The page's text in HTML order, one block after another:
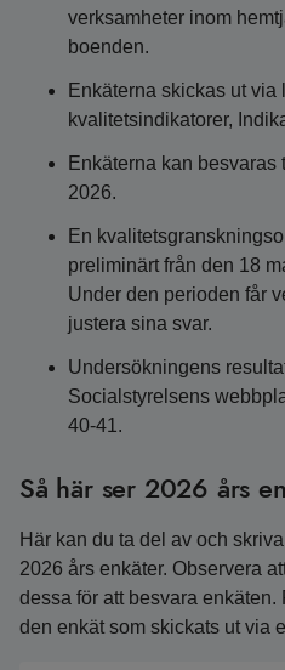
verksamheter inom
boenden.
Enkäterna skickas ut via
kvalitetsindikatorer,
Enkäterna kan besvaras
2026.
En
preliminärt från den 18
Under den perioden får
justera sina svar.
Undersökningens
Socialstyrelsens
40-41.
Så här ser 2026 års
Här kan du ta del av och
2026 års enkäter. Observera
dessa för att besvara enkäten.
den enkät som skickats ut via